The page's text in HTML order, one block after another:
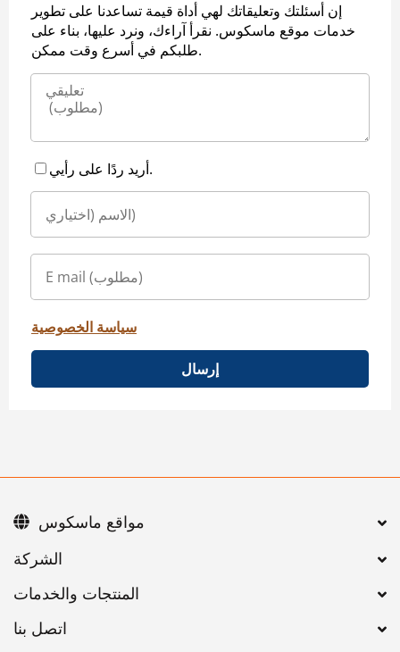
إن أسئلتك وتعليقاتك لهي أداة قيمة تساعدنا على تطوير
خدمات موقع ماسكوس. نقرأ آراءك، ونرد عليها، بناء على
طلبكم في أسرع وقت ممكن.
أريد ردًا على رأيي.
سياسة الخصوصية
إرسال
اتصل بنا
مواقع ماسكوس